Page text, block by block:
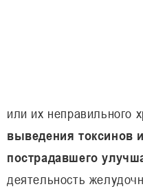
или их неправильного
выведения токсинов
пострадавшего
деятельность